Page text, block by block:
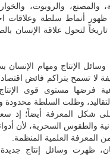
والمصنع، والروبوت،
ظهور أنماط سلطة وعلاقات
لتحول علاقة الإنسان
وسائل الإنتاج ومهام
لا تسمح بتراكم فائض
فرضها مستوى قوى
وظلت السلطة محدودة
شكل المعرفة أيضاً؛ إذ
والطقوس السحرية، لأن
المعرفة العلمية المنظمة.
ظهرت وسائل إنتاج